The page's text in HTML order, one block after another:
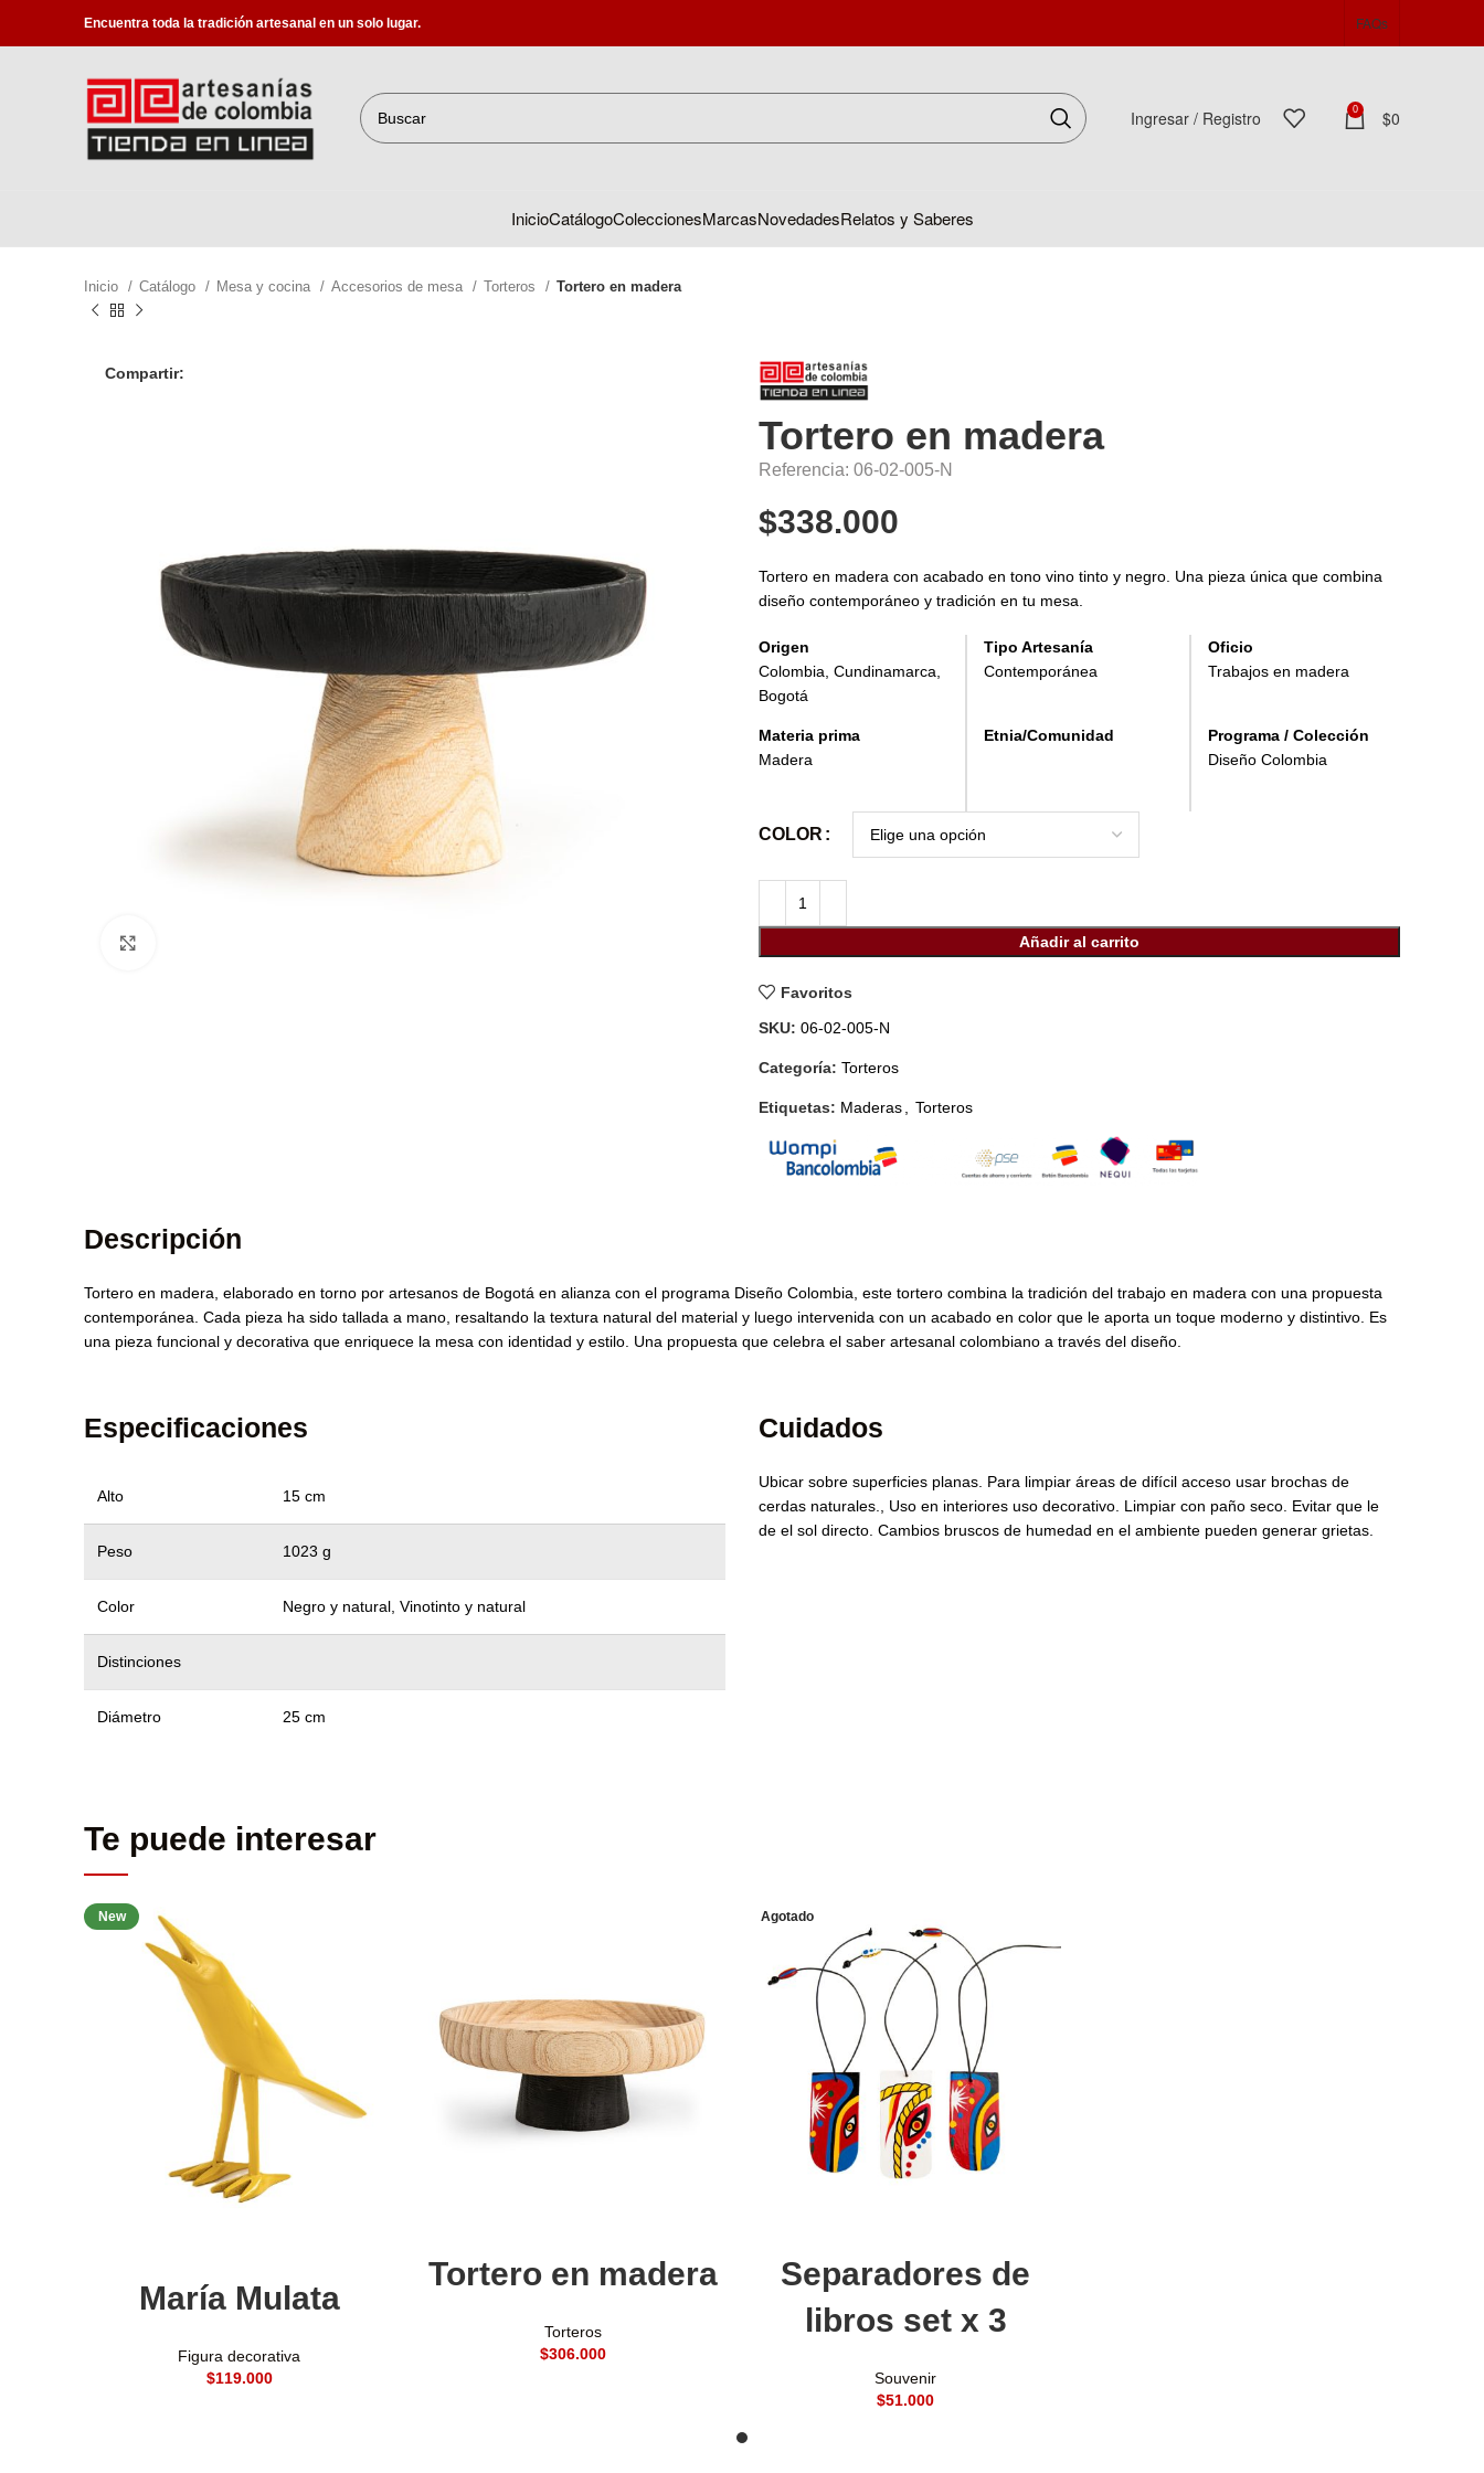
Encuentra toda la tradición artesanal en un solo lugar. FAQs
Ingresar / Registro 0 $0
InicioCatálogoColeccionesMarcasNovedadesRelatos y Saberes
Inicio Catálogo Mesa y cocina Accesorios de mesa Torteros Tortero en madera
Tortero en madera
Referencia: 06-02-005-N
$338.000
Tortero en madera con acabado en tono vino tinto y negro. Una pieza única que combina
diseño contemporáneo y tradición en tu mesa.
Origen
Colombia, Cundinamarca,
Bogotá
Materia prima
Madera
Tipo Artesanía
Contemporánea
Etnia/Comunidad
Oficio
Trabajos en madera
Programa / Colección
Diseño Colombia
COLOR
Añadir al carrito
Favoritos
SKU: 06-02-005-N
Categoría: Torteros
Etiquetas: Maderas Torteros
Compartir:
Descripción
Tortero en madera, elaborado en torno por artesanos de Bogotá en alianza con el programa Diseño Colombia, este tortero combina la tradición del trabajo en madera con una propuesta
contemporánea. Cada pieza ha sido tallada a mano, resaltando la textura natural del material y luego intervenida con un acabado en color que le aporta un toque moderno y distintivo. Es
una pieza funcional y decorativa que enriquece la mesa con identidad y estilo. Una propuesta que celebra el saber artesanal colombiano a través del diseño.
Especificaciones
Alto 15 cm
Peso 1023 g
Color Negro y natural, Vinotinto y natural
Distinciones
Diámetro 25 cm
Cuidados
Ubicar sobre superficies planas. Para limpiar áreas de difícil acceso usar brochas de
cerdas naturales., Uso en interiores uso decorativo. Limpiar con paño seco. Evitar que le
de el sol directo. Cambios bruscos de humedad en el ambiente pueden generar grietas.
Te puede interesar
New
María Mulata
Figura decorativa
$
Tortero en madera
Torteros
$
Agotado
Separadores de
libros set x 3
Souvenir
$